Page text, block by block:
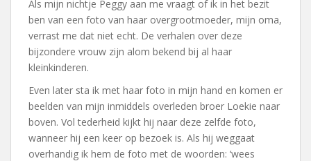
Als mijn nichtje Peggy aan me vraagt of ik in het bezit
ben van een foto van haar overgrootmoeder, mijn oma,
verrast me dat niet echt. De verhalen over deze
bijzondere vrouw zijn alom bekend bij al haar
kleinkinderen.
Even later sta ik met haar foto in mijn hand en komen er
beelden van mijn inmiddels overleden broer Loekie naar
boven. Vol tederheid kijkt hij naar deze zelfde foto,
wanneer hij een keer op bezoek is. Als hij weggaat
overhandig ik hem de foto met de woorden: ‘wees